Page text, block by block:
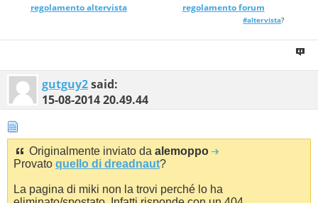
regolamento altervista_______________ regolamento forum
#altervista?
gutguy2said:
15-08-201420.49.44
Originalmente inviato da alemoppo
Provato quello di dreadnaut?
La pagina di miki non la trovi perché lo ha